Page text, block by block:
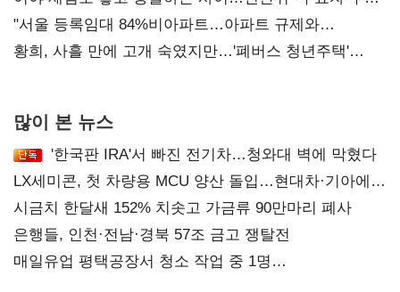
오차 당연"
"서울 등록임대 84%비아파트…아파트 규제와
달리해야"
황희, 사흘 만에 고개 숙였지만…'폐버스 청년주택'
많이 본 뉴스
'한국판 IRA'서 빠진 전기차…청와대 벽에 막혔다
LX세미콘, 첫 차량용 MCU 양산 돌입…현대차·기아에
공급
시금치 한달새 152% 치솟고 가금류 90만마리 폐사
은행들, 인천·전남·경북 57조 금고 쟁탈전
매일유업 평택공장서 청소 작업 중 1명